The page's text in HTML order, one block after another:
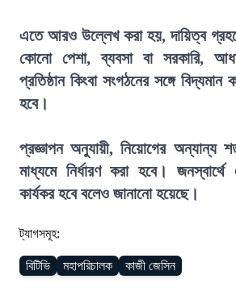
এতে আরও উল্লেখ করা হয়, দায়িত্ব
কোনো পেশা, ব্যবসা বা সরকারি, আধা-
প্রতিষ্ঠান কিংবা সংগঠনের সঙ্গে
হবে।
প্রজ্ঞাপন অনুযায়ী, নিয়োগের অন্যান্য
মাধ্যমে নির্ধারণ করা হবে।
কার্যকর হবে বলেও জানানো হয়েছে।
ট্যাগসমূহ:
বিটিভি মহাপরিচালক কাজী জেসিন